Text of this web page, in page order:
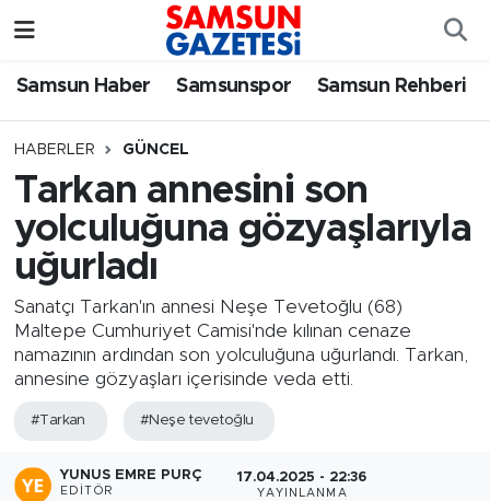
Samsun Haber Samsunspor Samsun Rehberi
HABERLER GÜNCEL
Tarkan annesini son
yolculuğuna gözyaşlarıyla
uğurladı
Sanatçı Tarkan'ın annesi Neşe Tevetoğlu (68)
Maltepe Cumhuriyet Camisi'nde kılınan cenaze
namazının ardından son yolculuğuna uğurlandı. Tarkan,
annesine gözyaşları içerisinde veda etti.
#Tarkan #Neşe tevetoğlu
YUNUS EMRE PURÇ
EDITÖR
17.04.2025 - 22:36
YAYINLANMA
Samsun Haber
Samsunspor
Samsun Rehberi
Resmi İlanlar
Samsun Nöbetçi Eczaneler
Samsun Hava Durumu
SAMSUN Namaz Vakitleri
Samsun Trafik Yoğunluk Haritası
Süper Lig Puan Durumu ve Fikstür
Tüm Manşetler
Son Dakika Haberleri
Haber Arşivi